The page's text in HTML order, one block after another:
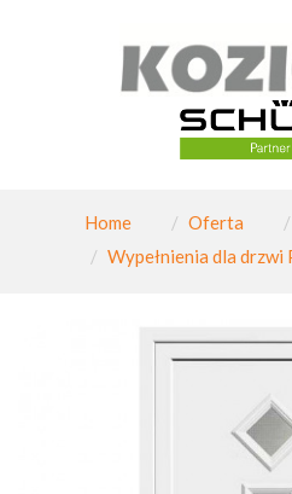
Home Oferta
Wypełnienia dla drzwi